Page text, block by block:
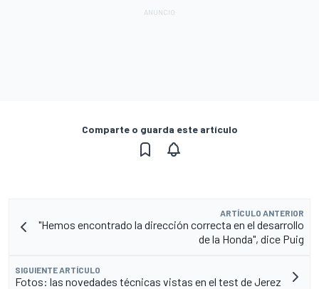
Comparte o guarda este artículo
ARTÍCULO ANTERIOR
"Hemos encontrado la dirección correcta en el desarrollo
de la Honda", dice Puig
SIGUIENTE ARTÍCULO
Fotos: las novedades técnicas vistas en el test de Jerez